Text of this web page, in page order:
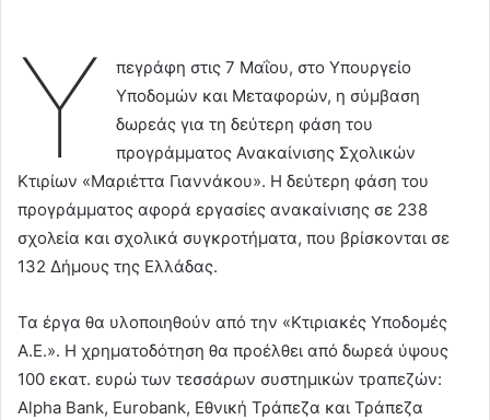
Υ
πεγράφη στις 7 Μαΐου, στο Υπουργείο
Υποδομών και Μεταφορών, η σύμβαση
δωρεάς για τη δεύτερη φάση του
προγράμματος Ανακαίνισης Σχολικών
Κτιρίων «Μαριέττα Γιαννάκου». Η δεύτερη φάση του
προγράμματος αφορά εργασίες ανακαίνισης σε 238
σχολεία και σχολικά συγκροτήματα, που βρίσκονται σε
132 Δήμους της Ελλάδας.
Τα έργα θα υλοποιηθούν από την «Κτιριακές Υποδομές
Α.Ε.». Η χρηματοδότηση θα προέλθει από δωρεά ύψους
100 εκατ. ευρώ των τεσσάρων συστημικών τραπεζών:
Alpha Bank, Eurobank, Εθνική Τράπεζα και Τράπεζα